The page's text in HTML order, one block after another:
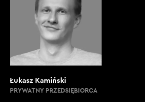
Łukasz Kamiński
PRYWATNY PRZEDSIĘBIORCA